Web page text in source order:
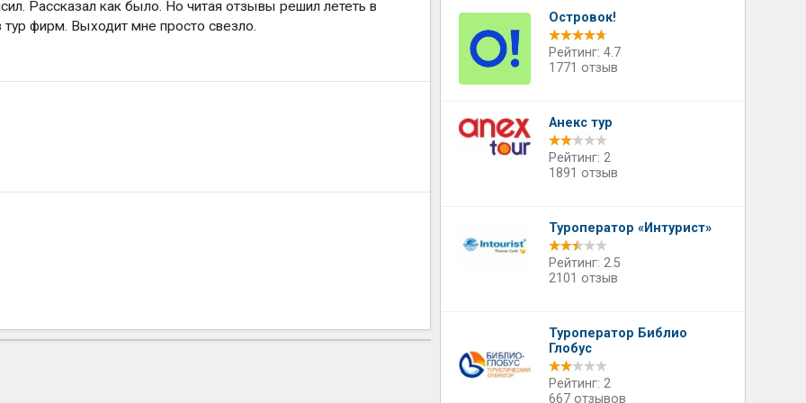
Рассказал как было. Но читая отзывы решил лететь в
фирм. Выходит мне просто свезло.
Островок!
Рейтинг: 4.7
1771 отзыв
Анекс тур
Рейтинг: 2
1891 отзыв
Туроператор «Интурист»
Рейтинг: 2.5
2101 отзыв
Туроператор Библио
Глобус
Рейтинг: 2
667 отзывов